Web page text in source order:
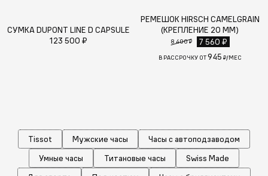
СУМКА DUPONT LINE D CAPSULE
123 500 ₽
РЕМЕШОК HIRSCH CAMELGRAIN
(КРЕПЛЕНИЕ 20 ММ)
8 400 ₽ 7 560 ₽
В РАССРОЧКУ ОТ945 ₽/МЕС
Tissot Мужские часы
Часы с автоподзаводом
Умные часы
Титановые часы
Swiss Made